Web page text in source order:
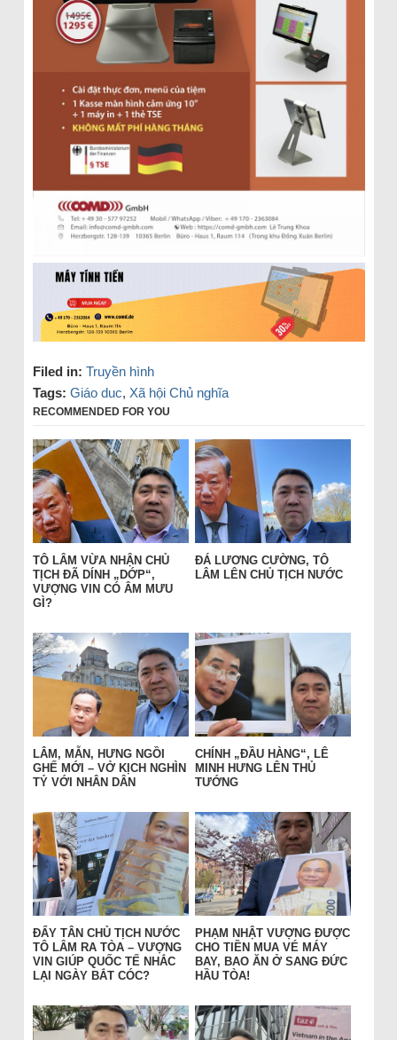
Filed in: Truyền hình
Tags: Giáo duc, Xã hội Chủ nghĩa
RECOMMENDED FOR YOU
TÔ LÂM VỪA NHẬN CHỦ
TỊCH ĐÃ DÍNH „DỚP“,
VƯỢNG VIN CÓ ÂM MƯU
GÌ?
ĐÁ LƯƠNG CƯỜNG, TÔ
LÂM LÊN CHỦ TỊCH NƯỚC
LÂM, MẪN, HƯNG NGỒI
GHẾ MỚI – VỞ KỊCH NGHÌN
TỶ VỚI NHÂN DÂN
CHÍNH „ĐẦU HÀNG“, LÊ
MINH HƯNG LÊN THỦ
TƯỚNG
ĐẨY TÂN CHỦ TỊCH NƯỚC
TÔ LÂM RA TÒA – VƯỢNG
VIN GIÚP QUỐC TẾ NHẮC
LẠI NGÀY BẮT CÓC?
PHẠM NHẬT VƯỢNG ĐƯỢC
CHO TIỀN MUA VÉ MÁY
BAY, BAO ĂN Ở SANG ĐỨC
HẦU TÒA!